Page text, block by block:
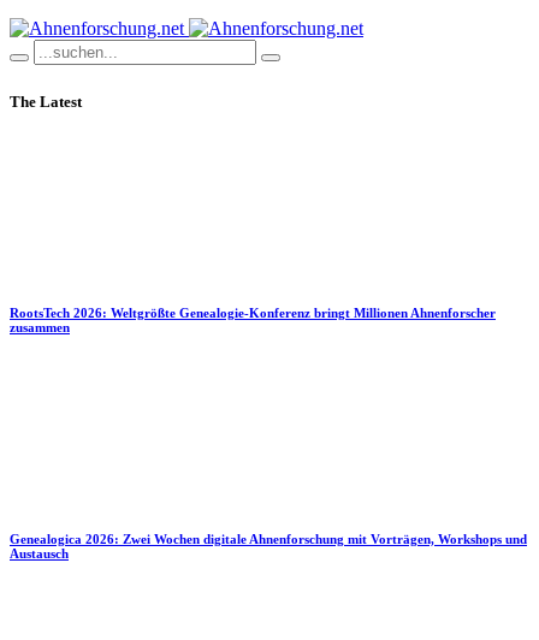
The Latest
RootsTech 2026: Weltgrößte Genealogie-Konferenz bringt Millionen Ahnenforscher
zusammen
Genealogica 2026: Zwei Wochen digitale Ahnenforschung mit Vorträgen, Workshops und
Austausch